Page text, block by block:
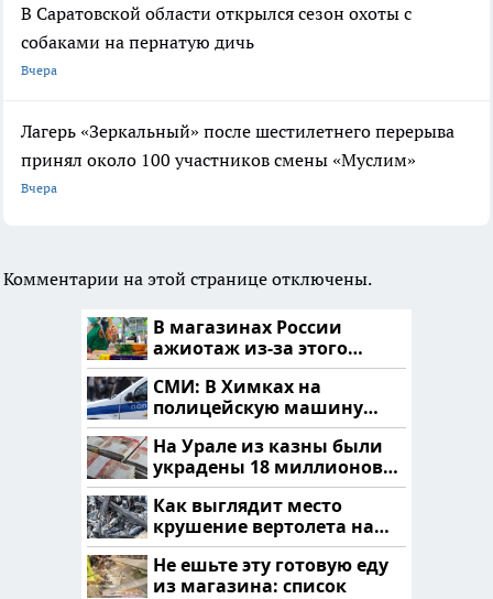
В Саратовской области открылся сезон охоты с
собаками на пернатую дичь
Вчера
Лагерь «Зеркальный» после шестилетнего перерыва
принял около 100 участников смены «Муслим»
Вчера
Комментарии на этой странице отключены.
В магазинах России
ажиотаж из-за этого
продукта: что купить?
СМИ: В Химках на
полицейскую машину
напали и подожгли.
На Урале из казны были
украдены 18 миллионов
рублей
Как выглядит место
крушение вертолета на
Кавказе: смотреть
Не ешьте эту готовую еду
из магазина: список